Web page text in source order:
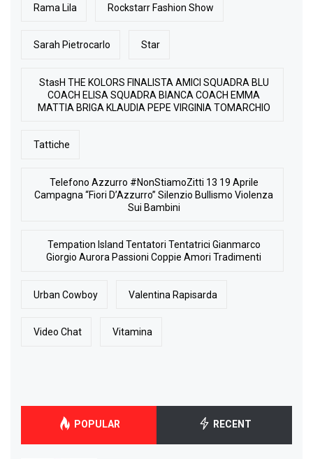
Rama Lila Rockstarr Fashion Show
Sarah Pietrocarlo Star
StasH THE KOLORS FINALISTA AMICI SQUADRA BLU
COACH ELISA SQUADRA BIANCA COACH EMMA
MATTIA BRIGA KLAUDIA PEPE VIRGINIA TOMARCHIO
Tattiche
Telefono Azzurro #NonStiamoZitti 13 19 Aprile
Campagna “Fiori D’Azzurro” Silenzio Bullismo Violenza
Sui Bambini
Tempation Island Tentatori Tentatrici Gianmarco
Giorgio Aurora Passioni Coppie Amori Tradimenti
Urban Cowboy Valentina Rapisarda
Video Chat Vitamina
POPULAR RECENT